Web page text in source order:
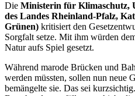
Die Ministerin für Klimaschutz,
des Landes Rheinland-Pfalz,
Grünen) kritisiert den
Sorgfalt setze. Mit ihm würden
Natur aufs Spiel gesetzt.
Während marode Brücken und
werden müssten, sollen nun neue
bemängelte sie. Das sei